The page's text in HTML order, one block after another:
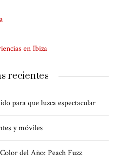
en Ibiza
recientes
para que luzca espectacular
y móviles
del Año: Peach Fuzz